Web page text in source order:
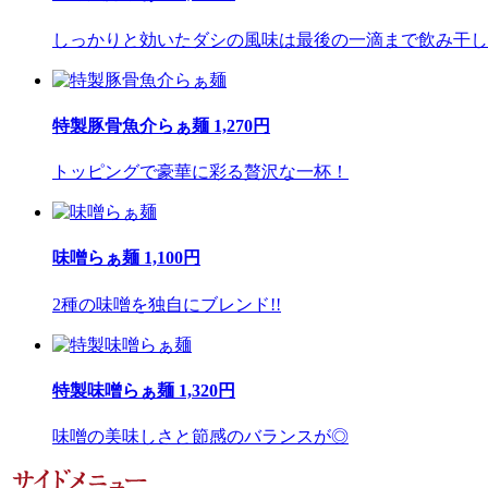
しっかりと効いたダシの風味は最後の一滴まで飲み干
特製豚骨魚介らぁ麺 1,270円
トッピングで豪華に彩る贅沢な一杯！
味噌らぁ麺 1,100円
2種の味噌を独自にブレンド!!
特製味噌らぁ麺 1,320円
味噌の美味しさと節感のバランスが◎